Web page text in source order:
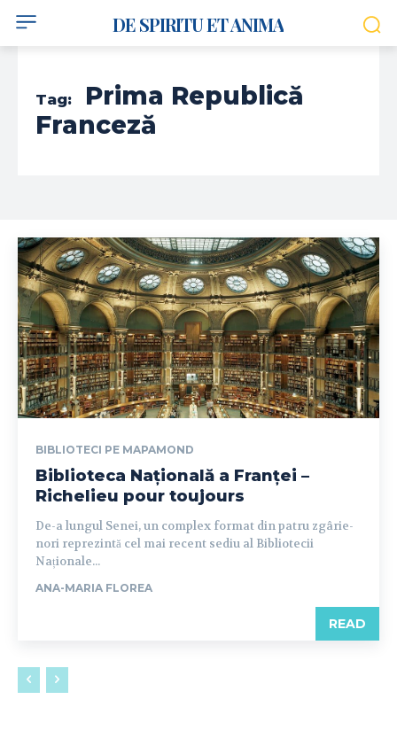
DE SPIRITU ET ANIMA
Tag:
Prima Republică
Franceză
BIBLIOTECI PE MAPAMOND
Biblioteca Națională a Franței –
Richelieu pour toujours
De-a lungul Senei, un complex format din patru zgârie-
nori reprezintă cel mai recent sediu al Bibliotecii
Naționale...
ANA-MARIA FLOREA
READ